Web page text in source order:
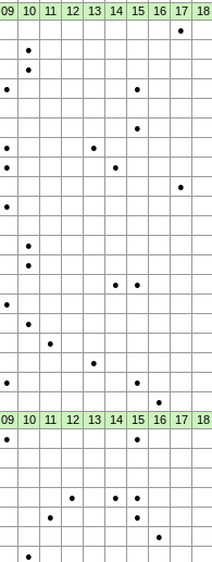
09 10 11 12 13 14 15 16 17
18
●
●
●
●
●
●
●
●
●
●
●
●
●
●
●
●
●
●
●
●
●
●
●
09 10 11 12 13 14 15 16 17
18
●
●
● ●
●
●
●
●
●